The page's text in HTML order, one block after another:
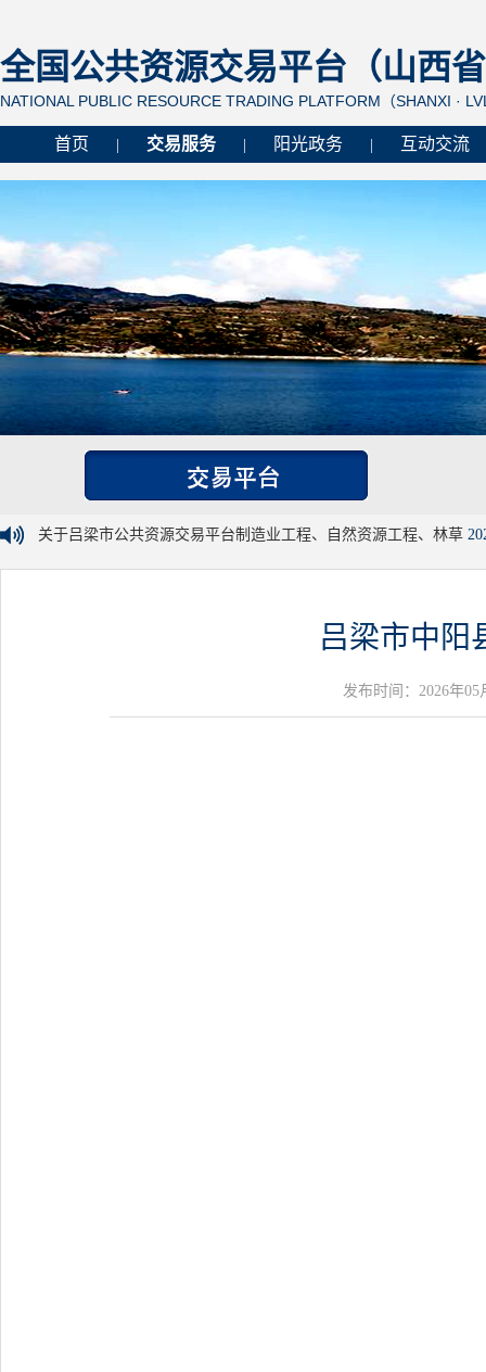
全国公共资源交易平台（山西
NATIONAL PUBLIC RESOURCE TRADING PLATFORM（SHANXI ·
首页 交易服务 阳光政务 互动交流
关于吕梁市公共资源交易平台制造业工程、自然资源工程、林草
吕梁市中阳
发布时间：2026年05